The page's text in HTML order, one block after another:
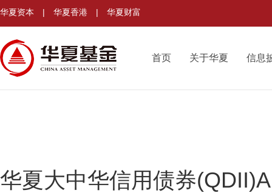
华夏资本 | 华夏香港 | 华夏财富
首页 关于华夏 信息
华夏大中华信用债券